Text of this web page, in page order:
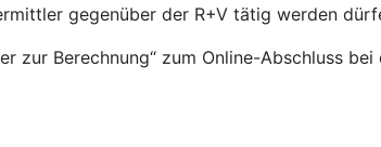
gegenüber der R+V tätig werden
zur Berechnung“ zum Online-Abschluss bei